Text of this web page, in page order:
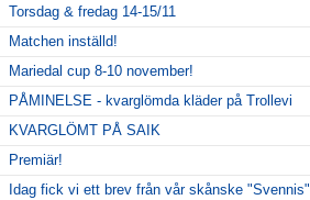
Torsdag & fredag 14-15/11
Matchen inställd!
Mariedal cup 8-10 november!
PÅMINELSE - kvarglömda kläder på Trollevi
KVARGLÖMT PÅ SAIK
Premiär!
Idag fick vi ett brev från vår skånske "Svennis"